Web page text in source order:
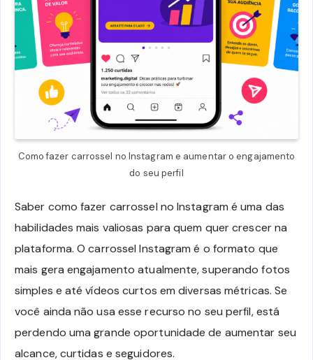
Como fazer carrossel no Instagram e aumentar o engajamento
do seu perfil
Saber como fazer carrossel no Instagram é uma das
habilidades mais valiosas para quem quer crescer na
plataforma. O carrossel Instagram é o formato que
mais gera engajamento atualmente, superando fotos
simples e até vídeos curtos em diversas métricas. Se
você ainda não usa esse recurso no seu perfil, está
perdendo uma grande oportunidade de aumentar seu
alcance, curtidas e seguidores.